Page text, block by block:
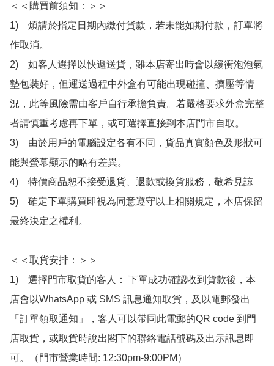
＜＜購買前須知：＞＞
1)　煩請於指定日期內繳付貨款，若未能如期付款，訂單將
作取消。
2)　如客人選擇以快遞送貨，雖本店寄出時會以緩衝泡泡氣
墊包裝好，但運送過程中外盒有可能出現碰撞、擠壓等情
況，此等風險需由客戶自行承擔負責。若嚴格要求外盒完整
者請慎重考慮再下單，或可選擇直接到本店門市自取。
3)　由於用戶的電腦設定各有不同，貨品真實顏色及形狀可
能與螢幕顯示的略有差異。
4)　特價商品恕不接受退貨、退款或換貨服務，敬希見諒
5)　確定下單購買即視為同意遵守以上相關規定，本店保留
最終決定之權利。
＜＜取貨安排：＞＞
1)　選擇門市取貨的客人： 下單成功確認收到貨款後，本
店會以WhatsApp 或 SMS 訊息通知取貨，及以電郵發出
「訂單領取通知」，客人可以帶同此電郵的QR code 到門
店取貨，或取貨時說出閣下的聯絡電話號碼及出示訊息即
可。（門市營業時間: 12:30pm-9:00PM）